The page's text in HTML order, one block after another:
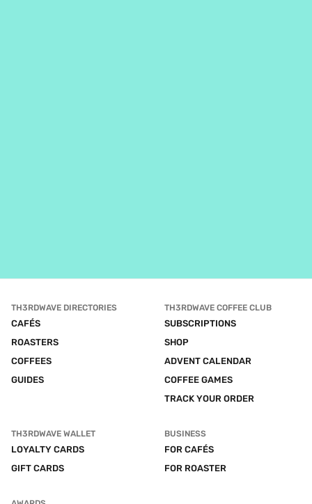
TH3RDWAVE DIRECTORIES
CAFÉS
ROASTERS
COFFEES
GUIDES
TH3RDWAVE COFFEE CLUB
SUBSCRIPTIONS
SHOP
ADVENT CALENDAR
COFFEE GAMES
TRACK YOUR ORDER
TH3RDWAVE WALLET
LOYALTY CARDS
GIFT CARDS
BUSINESS
FOR CAFÉS
FOR ROASTER